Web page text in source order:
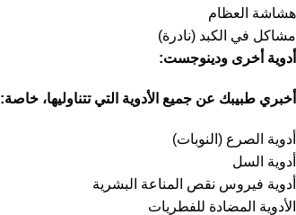
هشاشة العظام
مشاكل في الكبد (نادرة)
أدوية أخرى ودينوجست:
أخبري طبيبك عن جميع الأدوية التي تتناوليها، خاصة:
أدوية الصرع (النوبات)
أدوية السل
أدوية فيروس نقص المناعة البشرية
الأدوية المضادة للفطريات